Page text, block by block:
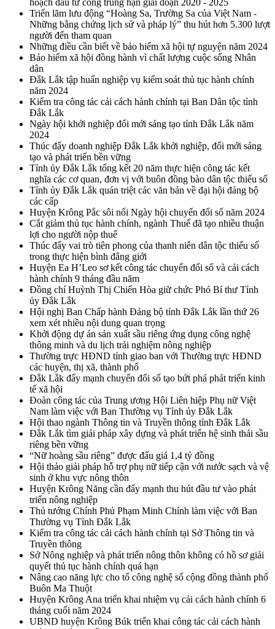
hoạch đầu tư công trung hạn giai đoạn 2020 - 2025
Triển lãm lưu động “Hoàng Sa, Trường Sa của Việt Nam -
Những bằng chứng lịch sử và pháp lý” thu hút hơn 5.300 lượt
người đến tham quan
Những điều cần biết về bảo hiểm xã hội tự nguyện năm 2024
Bảo hiểm xã hội đồng hành vì chất lượng cuộc sống Nhân
dân
Đắk Lắk tập huấn nghiệp vụ kiểm soát thủ tục hành chính
năm 2024
Kiểm tra công tác cải cách hành chính tại Ban Dân tộc tỉnh
Đắk Lắk
Ngày hội khởi nghiệp đổi mới sáng tạo tỉnh Đắk Lắk năm
2024
Thúc đẩy doanh nghiệp Đắk Lắk khởi nghiệp, đổi mới sáng
tạo và phát triển bền vững
Tỉnh ủy Đắk Lắk tổng kết 20 năm thực hiện công tác kết
nghĩa các cơ quan, đơn vị với buôn đồng bào dân tộc thiểu số
Tỉnh ủy Đắk Lắk quán triệt các văn bản về đại hội đảng bộ
các cấp
Huyện Krông Pắc sôi nổi Ngày hội chuyển đổi số năm 2024
Cắt giảm thủ tục hành chính, ngành Thuế đã tạo nhiều thuận
lợi cho người nộp thuế
Thúc đẩy vai trò tiên phong của thanh niên dân tộc thiểu số
trong thực hiện bình đẳng giới
Huyện Ea H’Leo sơ kết công tác chuyển đổi số và cải cách
hành chính 9 tháng đầu năm
Đồng chí Huỳnh Thị Chiến Hòa giữ chức Phó Bí thư Tỉnh
ủy Đắk Lắk
Hội nghị Ban Chấp hành Đảng bộ tỉnh Đắk Lắk lần thứ 26
xem xét nhiều nội dung quan trọng
Khởi động dự án sản xuất sầu riêng ứng dụng công nghệ
thông minh và du lịch trải nghiệm nông nghiệp
Thường trực HĐND tỉnh giao ban với Thường trực HĐND
các huyện, thị xã, thành phố
Đắk Lắk đẩy mạnh chuyển đổi số tạo bứt phá phát triển kinh
tế xã hội
Đoàn công tác của Trung ương Hội Liên hiệp Phụ nữ Việt
Nam làm việc với Ban Thường vụ Tỉnh ủy Đắk Lắk
Hội thao ngành Thông tin và Truyền thông tỉnh Đắk Lắk
Đắk Lắk tìm giải pháp xây dựng và phát triển hệ sinh thái sầu
riêng bền vững
“Nữ hoàng sầu riêng” được đấu giá 1,4 tỷ đồng
Hội thảo giải pháp hỗ trợ phụ nữ tiếp cận với nước sạch và vệ
sinh ở khu vực nông thôn
Huyện Krông Năng cần đẩy mạnh thu hút đầu tư vào phát
triển nông nghiệp
Thủ tướng Chính Phủ Phạm Minh Chính làm việc với Ban
Thường vụ Tỉnh Đắk Lắk
Kiểm tra công tác cải cách hành chính tại Sở Thông tin và
Truyền thông
Sở Nông nghiệp và phát triển nông thôn không có hồ sơ giải
quyết thủ tục hành chính quá hạn
Nâng cao năng lực cho tổ công nghệ số cộng đồng thành phố
Buôn Ma Thuột
Huyện Krông Ana triển khai nhiệm vụ cải cách hành chính 6
tháng cuối năm 2024
UBND huyện Krông Búk triển khai công tác cải cách hành